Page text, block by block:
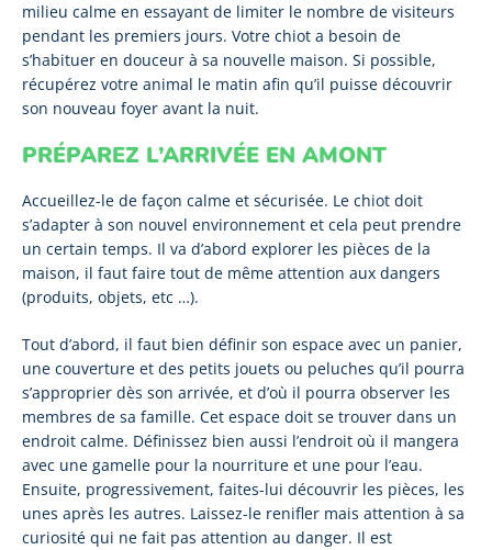
milieu calme en essayant de limiter le nombre de visiteurs
pendant les premiers jours. Votre chiot a besoin de
s’habituer en douceur à sa nouvelle maison. Si possible,
récupérez votre animal le matin afin qu’il puisse découvrir
son nouveau foyer avant la nuit.
PRÉPAREZ L’ARRIVÉE EN AMONT
Accueillez-le de façon calme et sécurisée. Le chiot doit
s’adapter à son nouvel environnement et cela peut prendre
un certain temps. Il va d’abord explorer les pièces de la
maison, il faut faire tout de même attention aux dangers
(produits, objets, etc …).
Tout d’abord, il faut bien définir son espace avec un panier,
une couverture et des petits jouets ou peluches qu’il pourra
s’approprier dès son arrivée, et d’où il pourra observer les
membres de sa famille. Cet espace doit se trouver dans un
endroit calme. Définissez bien aussi l’endroit où il mangera
avec une gamelle pour la nourriture et une pour l’eau.
Ensuite, progressivement, faites-lui découvrir les pièces, les
unes après les autres. Laissez-le renifler mais attention à sa
curiosité qui ne fait pas attention au danger. Il est